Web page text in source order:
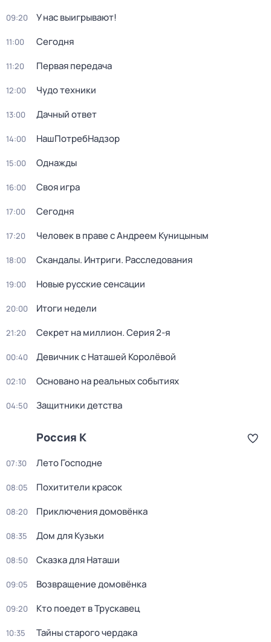
09:20 У нас выигрывают!
11:00 Сегодня
11:20 Первая передача
12:00 Чудо техники
13:00 Дачный ответ
14:00 НашПотребНадзор
15:00 Однажды
16:00 Своя игра
17:00 Сегодня
17:20 Человек в праве с Андреем Куницыным
18:00 Скандалы. Интриги. Расследования
19:00 Новые русские сенсации
20:00 Итоги недели
21:20 Секрет на миллион. Серия 2-я
00:40 Девичник с Наташей Королёвой
02:10 Основано на реальных событиях
04:50 Защитники детства
Россия К
07:30 Лето Господне
08:05 Похитители красок
08:20 Приключения домовёнка
08:35 Дом для Кузьки
08:50 Сказка для Наташи
09:05 Возвращение домовёнка
09:20 Кто поедет в Трускавец
10:35 Тайны старого чердака